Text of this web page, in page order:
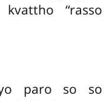
‘‘rasso
paro so so